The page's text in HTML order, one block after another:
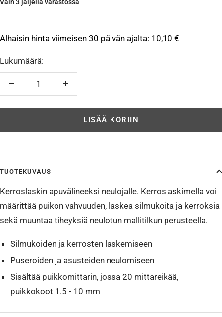
Vain 3 jäljellä varastossa
Alhaisin hinta viimeisen 30 päivän ajalta: 10,10 €
Lukumäärä:
Vähennä
LISÄÄ KORIIN
TUOTEKUVAUS
Kerroslaskin apuvälineeksi neulojalle. Kerroslaskimella voi
määrittää puikon vahvuuden, laskea silmukoita ja kerroksia
sekä muuntaa tiheyksiä neulotun mallitilkun perusteella.
Silmukoiden ja kerrosten laskemiseen
Puseroiden ja asusteiden neulomiseen
Sisältää puikkomittarin, jossa 20 mittareikää,
puikkokoot 1.5 - 10 mm